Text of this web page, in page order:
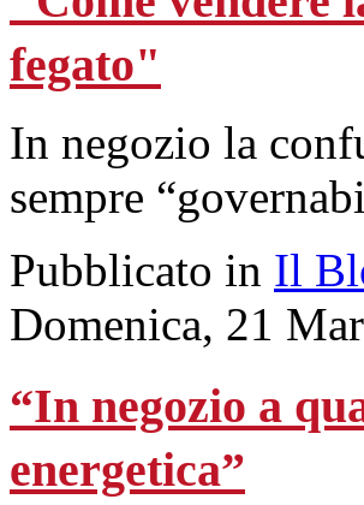
fegato"
In negozio la
sempre
Pubblicato in Il
Domenica, 21
“In negozio a
energetica”